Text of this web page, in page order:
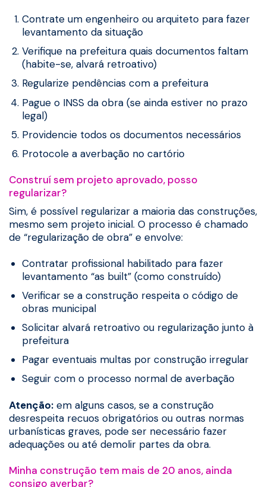
Contrate um engenheiro ou arquiteto para fazer
levantamento da situação
Verifique na prefeitura quais documentos faltam
(habite-se, alvará retroativo)
Regularize pendências com a prefeitura
Pague o INSS da obra (se ainda estiver no prazo
legal)
Providencie todos os documentos necessários
Protocole a averbação no cartório
Construí sem projeto aprovado, posso
regularizar?
Sim, é possível regularizar a maioria das construções,
mesmo sem projeto inicial. O processo é chamado
de “regularização de obra” e envolve:
Contratar profissional habilitado para fazer
levantamento “as built” (como construído)
Verificar se a construção respeita o código de
obras municipal
Solicitar alvará retroativo ou regularização junto à
prefeitura
Pagar eventuais multas por construção irregular
Seguir com o processo normal de averbação
Atenção: em alguns casos, se a construção
desrespeita recuos obrigatórios ou outras normas
urbanísticas graves, pode ser necessário fazer
adequações ou até demolir partes da obra.
Minha construção tem mais de 20 anos, ainda
consigo averbar?